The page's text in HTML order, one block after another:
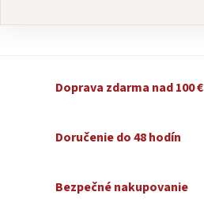
Doprava zdarma nad 100 €
Doručenie do 48 hodín
Bezpečné nakupovanie